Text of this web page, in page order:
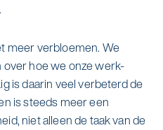
meer verbloemen. We
hoe we onze werk-
is daarin veel verbeterd de
is steeds meer een
niet alleen de taak van de